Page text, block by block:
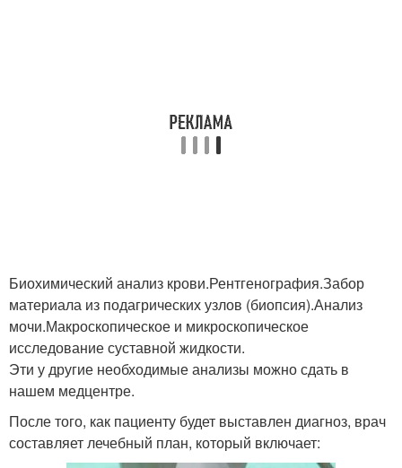
Биохимический анализ крови.Рентгенография.Забор
материала из подагрических узлов (биопсия).Анализ
мочи.Макроскопическое и микроскопическое
исследование суставной жидкости.
Эти у другие необходимые анализы можно сдать в
нашем медцентре.
После того, как пациенту будет выставлен диагноз, врач
составляет лечебный план, который включает: